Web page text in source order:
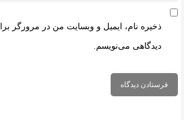
ذخیره نام، ایمیل و وبسایت من در مرورگر
دیدگاهی می‌نویسم.